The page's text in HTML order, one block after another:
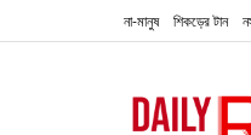
না-মানুষ শিকড়ের টান